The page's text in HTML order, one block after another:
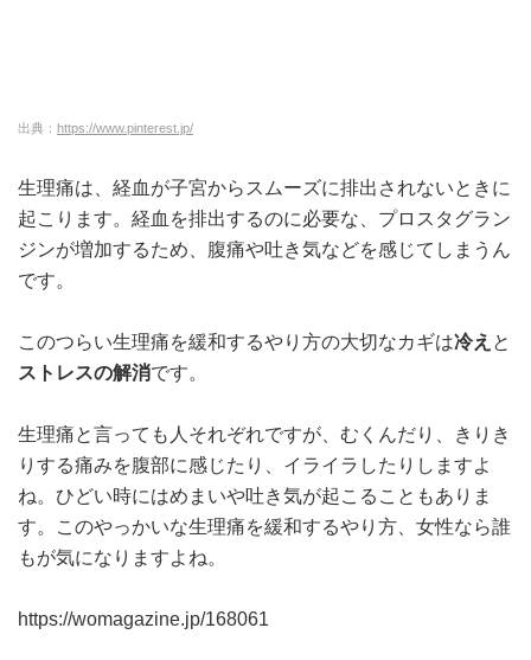
出典： https://www.pinterest.jp/
生理痛は、経血が子宮からスムーズに排出されないときに
起こります。経血を排出するのに必要な、プロスタグラン
ジンが増加するため、腹痛や吐き気などを感じてしまうん
です。
このつらい生理痛を緩和するやり方の大切なカギは冷え と
ストレスの解消です。
生理痛と言っても人それぞれですが、むくんだり、きりき
りする痛みを腹部に感じたり、イライラしたりしますよ
ね。ひどい時にはめまいや吐き気が起こることもありま
す。このやっかいな生理痛を緩和するやり方、女性なら誰
もが気になりますよね。
https://womagazine.jp/168061